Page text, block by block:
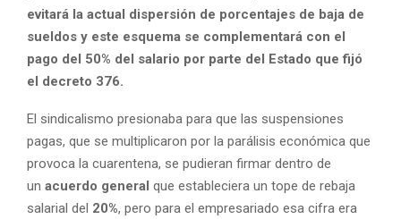
evitará la actual dispersión de porcentajes de baja de
sueldos y este esquema se complementará con el
pago del 50% del salario por parte del Estado que fijó
el decreto 376.
El sindicalismo presionaba para que las suspensiones
pagas, que se multiplicaron por la parálisis económica que
provoca la cuarentena, se pudieran firmar dentro de
un acuerdo general que estableciera un tope de rebaja
salarial del 20%, pero para el empresariado esa cifra era